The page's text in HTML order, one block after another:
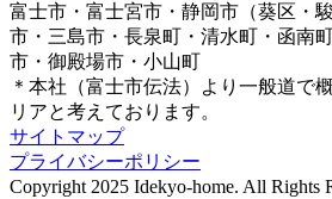
富士市・富士宮市・静岡市（葵区・
市・三島市・長泉町・清水町・函南
市・御殿場市・小山町
＊本社（富士市伝法）より一般道で
リアと考えております。
サイトマップ
プライバシーポリシー
Copyright 2025 Idekyo-home. All Rights